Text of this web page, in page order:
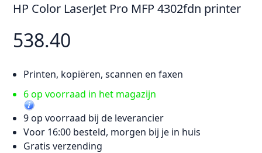
HP Color LaserJet Pro MFP 4302fdn printer
538.40
Printen, kopiëren, scannen en faxen
6 op voorraad in het magazijn
9 op voorraad bij de leverancier
Voor 16:00 besteld, morgen bij je in huis
Gratis verzending